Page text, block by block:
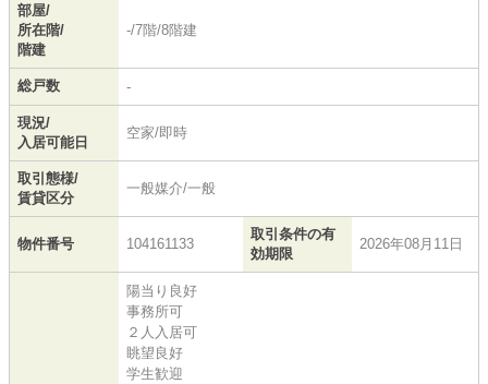
部屋/
所在階/
階建
-/7階/8階建
総戸数 -
現況/
入居可能日
空家/即時
取引態様/
賃貸区分
一般媒介/一般
物件番号 104161133
取引条件の有
効期限
2026年08月11日
陽当り良好
事務所可
２人入居可
眺望良好
学生歓迎